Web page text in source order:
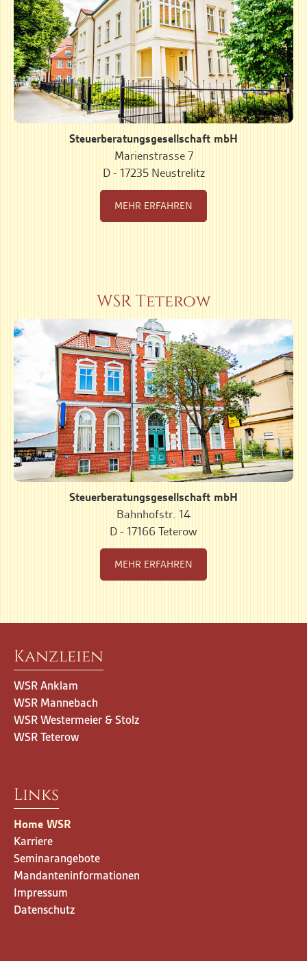
Steuerberatungsgesellschaft mbH
Marienstrasse 7
D - 17235 Neustrelitz
MEHR ERFAHREN
WSR Teterow
Steuerberatungsgesellschaft mbH
Bahnhofstr. 14
D - 17166 Teterow
MEHR ERFAHREN
Kanzleien
Navigation
überspringen
WSR Anklam
WSR Mannebach
WSR Westermeier & Stolz
WSR Teterow
Links
Home WSR
Karriere
Seminarangebote
Mandanteninformationen
Impressum
Datenschutz